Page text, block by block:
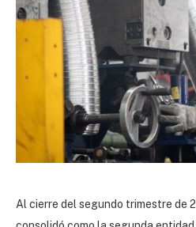
Al cierre del segundo trimestre de